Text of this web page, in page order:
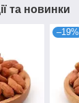
та новинки
–19%